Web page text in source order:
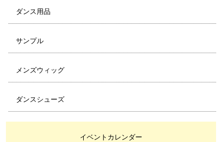
ダンス用品
サンプル
メンズウィッグ
ダンスシューズ
イベントカレンダー